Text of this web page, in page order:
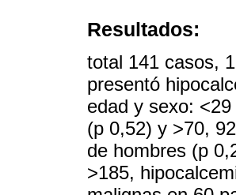
Resultados:
total 141 casos,
presentó
edad y sexo:
(p 0,52) y >70,
de hombres (p
>185,